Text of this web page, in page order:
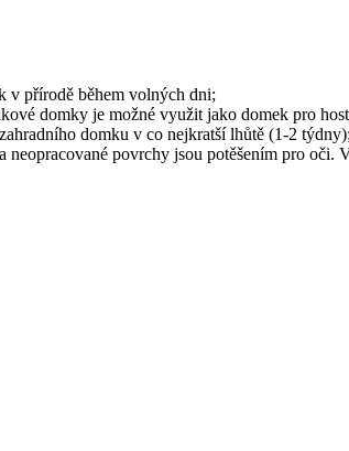
v přírodě během volných dni;
domky je možné využit jako domek pro
domku v co nejkratší lhůtě (1-2 týdny);
povrchy jsou potěšením pro oči.